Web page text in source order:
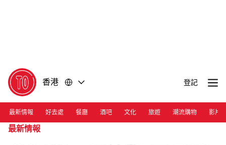
香港 登記
最新情報 好去處 餐廳 酒吧 文化 旅遊 潮流購物 影片
最新情報